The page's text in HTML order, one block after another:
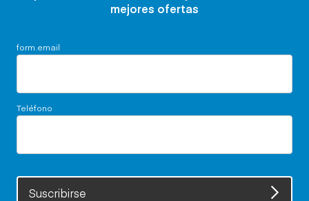
mejores ofertas
form.email
Teléfono
Suscribirse